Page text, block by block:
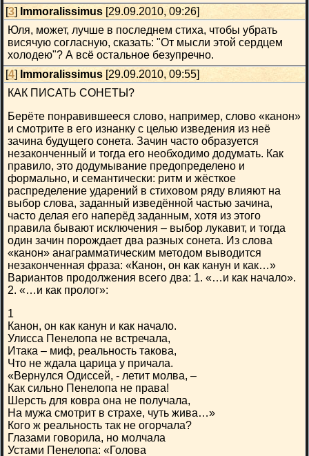
[3] Immoralissimus [29.09.2010, 09:26]
Юля, может, лучше в последнем стиха, чтобы убрать
висячую согласную, сказать: "От мысли этой сердцем
холодею"? А всё остальное безупречно.
[4] Immoralissimus [29.09.2010, 09:55]
КАК ПИСАТЬ СОНЕТЫ?
Берёте понравившееся слово, например, слово «канон»
и смотрите в его изнанку с целью изведения из неё
зачина будущего сонета. Зачин часто образуется
незаконченный и тогда его необходимо додумать. Как
правило, это додумывание предопределено и
формально, и семантически: ритм и жёсткое
распределение ударений в стиховом ряду влияют на
выбор слова, заданный изведённой частью зачина,
часто делая его наперёд заданным, хотя из этого
правила бывают исключения – выбор лукавит, и тогда
один зачин порождает два разных сонета. Из слова
«канон» анаграмматическим методом выводится
незаконченная фраза: «Канон, он как канун и как…»
Вариантов продолжения всего два: 1. «…и как начало».
2. «…и как пролог»:
1
Канон, он как канун и как начало.
Улисса Пенелопа не встречала,
Итака – миф, реальность такова,
Что не ждала царица у причала.
«Вернулся Одиссей, - летит молва, –
Как сильно Пенелопа не права!
Шерсть для ковра она не получала,
На мужа смотрит в страхе, чуть жива…»
Кого ж реальность так не огорчала?
Глазами говорила, но молчала
Устами Пенелопа: «Голова